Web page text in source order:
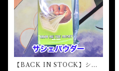
【BACK IN STOCK】ショ